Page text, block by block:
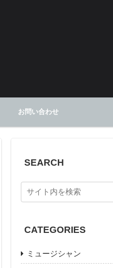
お問い合わせ
SEARCH
CATEGORIES
ミュージシャン